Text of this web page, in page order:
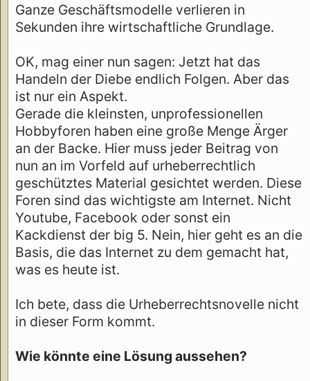
Ganze Geschäftsmodelle verlieren in
Sekunden ihre wirtschaftliche Grundlage.
OK, mag einer nun sagen: Jetzt hat das
Handeln der Diebe endlich Folgen. Aber das
ist nur ein Aspekt.
Gerade die kleinsten, unprofessionellen
Hobbyforen haben eine große Menge Ärger
an der Backe. Hier muss jeder Beitrag von
nun an im Vorfeld auf urheberrechtlich
geschütztes Material gesichtet werden. Diese
Foren sind das wichtigste am Internet. Nicht
Youtube, Facebook oder sonst ein
Kackdienst der big 5. Nein, hier geht es an die
Basis, die das Internet zu dem gemacht hat,
was es heute ist.
Ich bete, dass die Urheberrechtsnovelle nicht
in dieser Form kommt.
Wie könnte eine Lösung aussehen?